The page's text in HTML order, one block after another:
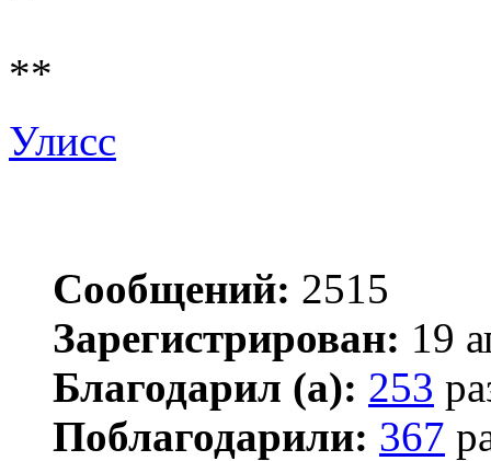
**
Улисс
Сообщений: 2515
Зарегистрирован: 19
Благодарил (а): 253
Поблагодарили: 367